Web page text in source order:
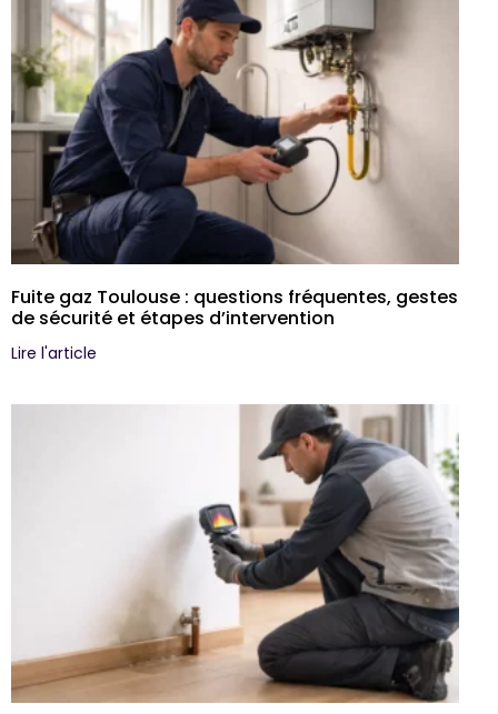
Fuite gaz Toulouse : questions fréquentes, gestes
de sécurité et étapes d’intervention
Lire l'article